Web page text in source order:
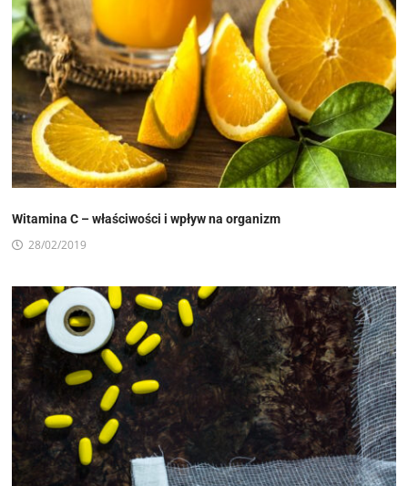
Witamina C – właściwości i wpływ na organizm
28/02/2019